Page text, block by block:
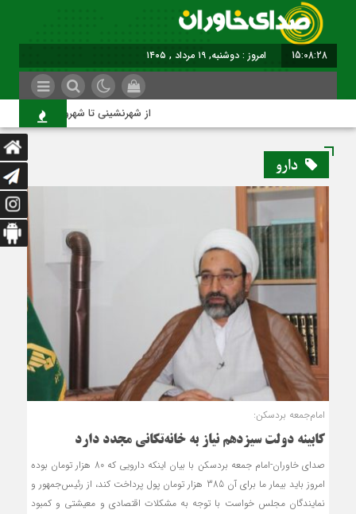
15:08:29 امروز : دوشنبه, ۱۹ مرداد , ۱۴۰۵
از شهرنشینی تا شهروندی
دارو
امام‌جمعه بردسکن:
کابینه دولت سیزدهم نیاز به خانه‌تکانی مجدد دارد
صدای خاوران-امام جمعه بردسکن با بیان این‏که دارویی که 80 هزار تومان بوده
امروز باید بیمار ما برای آن 385 هزار تومان پول پرداخت کند، از رئیس‌جمهور و
نمایندگان مجلس خواست با توجه به مشکلات اقتصادی و معیشتی و کمبود